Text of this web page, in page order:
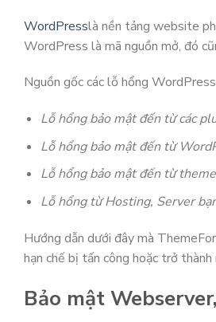
WordPresslà nền tảng website
WordPress là mã nguồn mở, đó
Nguồn gốc các lỗ hổng
Lỗ hổng bảo mật đến từ các
Lỗ hổng bảo mật đến từ
Lỗ hổng bảo mật đến từ
Lỗ hổng từ Hosting, Server
Hướng dẫn dưới đây mà
hạn chế bị tấn công hoặc trở thành
Bảo mật Webserver,